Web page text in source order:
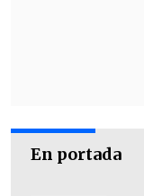
En portada